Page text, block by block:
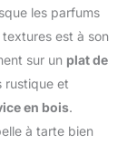
de
vous
de
cuisine
les parfums
est à son
sur un plat de
rustique et
en bois.
à tarte bien